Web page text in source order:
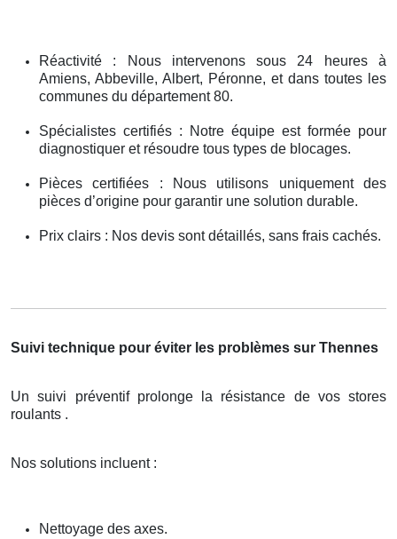
Réactivité : Nous intervenons sous 24 heures à
Amiens, Abbeville, Albert, Péronne, et dans toutes les
communes du département 80.
Spécialistes certifiés : Notre équipe est formée pour
diagnostiquer et résoudre tous types de blocages.
Pièces certifiées : Nous utilisons uniquement des
pièces d’origine pour garantir une solution durable.
Prix clairs : Nos devis sont détaillés, sans frais cachés.
Suivi technique pour éviter les problèmes sur Thennes
Un suivi préventif prolonge la résistance de vos stores
roulants .
Nos solutions incluent :
Nettoyage des axes.